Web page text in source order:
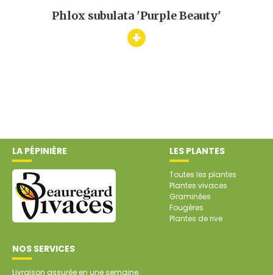
Phlox subulata 'Purple Beauty'
+
LA PÉPINIÈRE LES PLANTES
Toutes les plantes
Plantes vivaces
Graminées
Fougères
Plantes de rive
NOS SERVICES
Livraison assurée en une semaine